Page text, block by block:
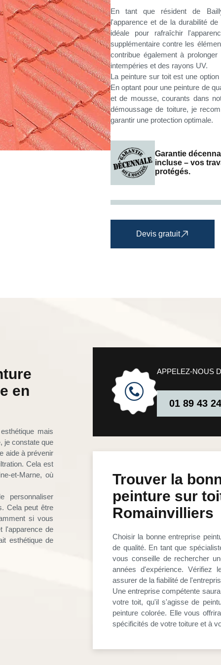
En tant que résident de
l'apparence et de la durabilité
idéale pour rafraîchir
supplémentaire contre les
contribue également à
intempéries et des rayons UV.
La peinture sur toit est une
En optant pour une peinture de
et de mousse, courants dans
démoussage de toiture, je
garantir une protection optimale.
Garantie
incluse – vos
protégés.
Devis gratuit
en
mais
je constate que
aide à prévenir
Cela est
et-Marne, où
personnaliser
Cela peut être
si vous
l'apparence de
esthétique de
APPELEZ-NOUS
01 89 43
Trouver la
peinture sur
Romainvilliers
Choisir la bonne entreprise
de qualité. En tant que
vous conseille de rechercher
années d'expérience.
assurer de la fiabilité de
Une entreprise compétente
votre toit, qu'il s'agisse de
peinture colorée. Elle vous
spécificités de votre toiture et à